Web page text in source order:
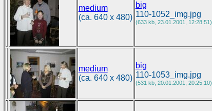
medium
(ca. 640 x 480)
big
110-1052_img.jpg
(633 kb, 23.01.2001, 12:28:51)
medium
(ca. 640 x 480)
big
110-1053_img.jpg
(531 kb, 20.01.2001, 20:25:10)